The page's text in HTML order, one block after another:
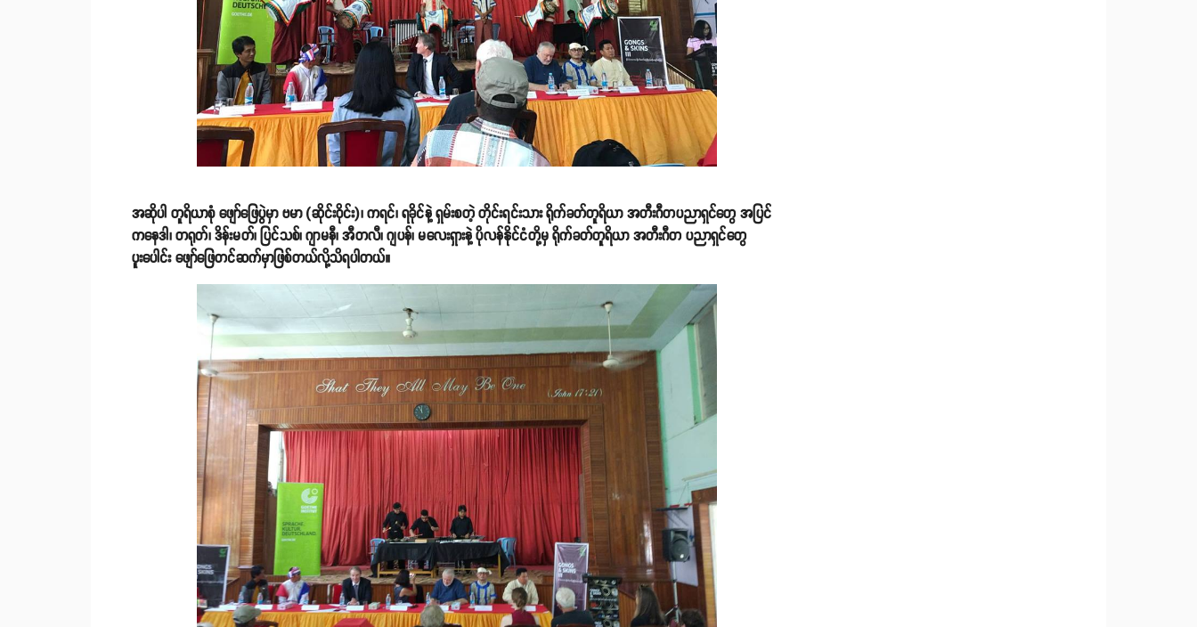
အဆိုပါ တူရိယာစုံ ဖျော်ဖြေပွဲမှာ ဗမာ (ဆိုင်းဝိုင်း)၊ ကရင်၊ ရခိုင်နဲ့ ရှမ်းစတဲ့ တိုင်းရင်းသား ရိုက်ခတ်တူရိယာ အတီးဂီတပညာရှင်တွေ အပြင်
ကနေဒါ၊ တရုတ်၊ ဒိန်းမတ်၊ ပြင်သစ်၊ ဂျာမနီ၊ အီတလီ၊ ဂျပန်၊ မလေးရှားနဲ့ ပိုလန်နိုင်ငံတို့မှ ရိုက်ခတ်တူရိယာ အတီးဂီတ ပညာရှင်တွေ
ပူးပေါင်း ဖျော်ဖြေတင်ဆက်မှာဖြစ်တယ်လို့သိရပါတယ်။